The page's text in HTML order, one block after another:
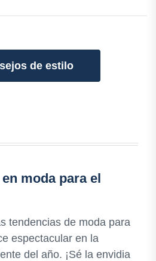
de estilo
moda para el
tendencias de moda para
espectacular en la
del año. ¡Sé la envidia